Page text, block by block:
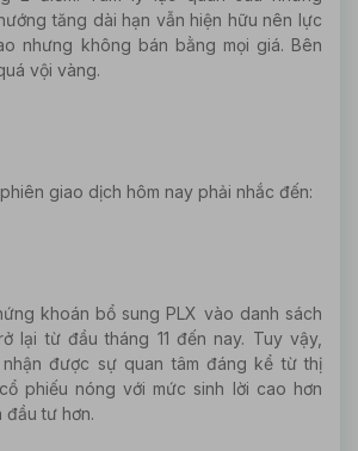
tăng dài hạn vẫn hiện hữu nên lực
nhưng không bán bằng mọi giá. Bên
vội vàng.
giao dịch hôm nay phải nhắc đến:
khoán bổ sung PLX vào danh sách
lại từ đầu tháng 11 đến nay. Tuy vậy,
được sự quan tâm đáng kể từ thị
phiếu nóng với mức sinh lời cao hơn
đầu tư hơn.